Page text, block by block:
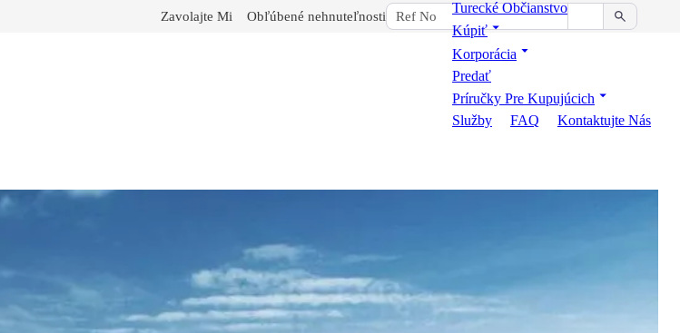
Zavolajte Mi Obľúbené nehnuteľnosti
Turecké Občianstvo
Kúpiť
Korporácia
Predať
Príručky Pre Kupujúcich
Služby
FAQ Kontaktujte Nás